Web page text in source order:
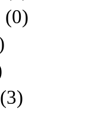
(0)
(3)